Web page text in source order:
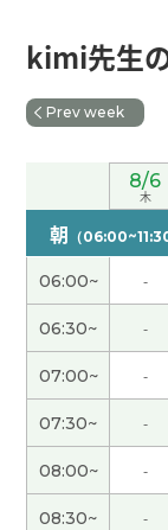
辛苦了～。
我高中的时
候有具备当
有趣。下节
今天很热。阳
见吧。( 男性
周末愉快！下
能够了解“三
见。
我想更加努力
次见。
kimi先生
Prev week
8/6
木
朝 （06:00~11:30
06:00~ -
06:30~ -
07:00~ -
07:30~ -
08:00~ -
08:30~ -